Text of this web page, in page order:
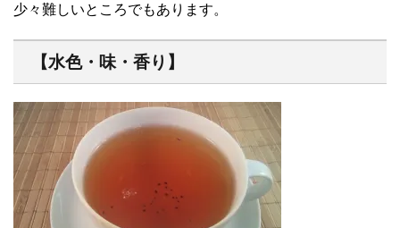
少々難しいところでもあります。
【水色・味・香り】